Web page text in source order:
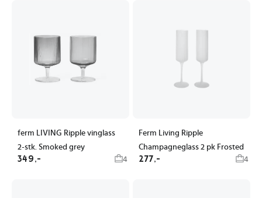
ferm LIVING Ripple vinglass
2-stk. Smoked grey
349,- 4
Ferm Living Ripple
Champagneglass 2 pk Frosted
277,- 4